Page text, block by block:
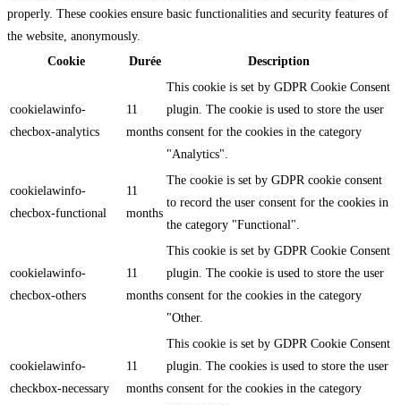
properly. These cookies ensure basic functionalities and security features of
the website, anonymously.
Cookie
Durée Description
cookielawinfo-
checbox-analytics
11
months
This cookie is set by GDPR Cookie Consent
plugin. The cookie is used to store the user
consent for the cookies in the category
"Analytics".
cookielawinfo-
checbox-functional
11
months
The cookie is set by GDPR cookie consent
to record the user consent for the cookies in
the category "Functional".
cookielawinfo-
checbox-others
11
months
This cookie is set by GDPR Cookie Consent
plugin. The cookie is used to store the user
consent for the cookies in the category
"Other.
cookielawinfo-
checkbox-necessary
11
months
This cookie is set by GDPR Cookie Consent
plugin. The cookies is used to store the user
consent for the cookies in the category